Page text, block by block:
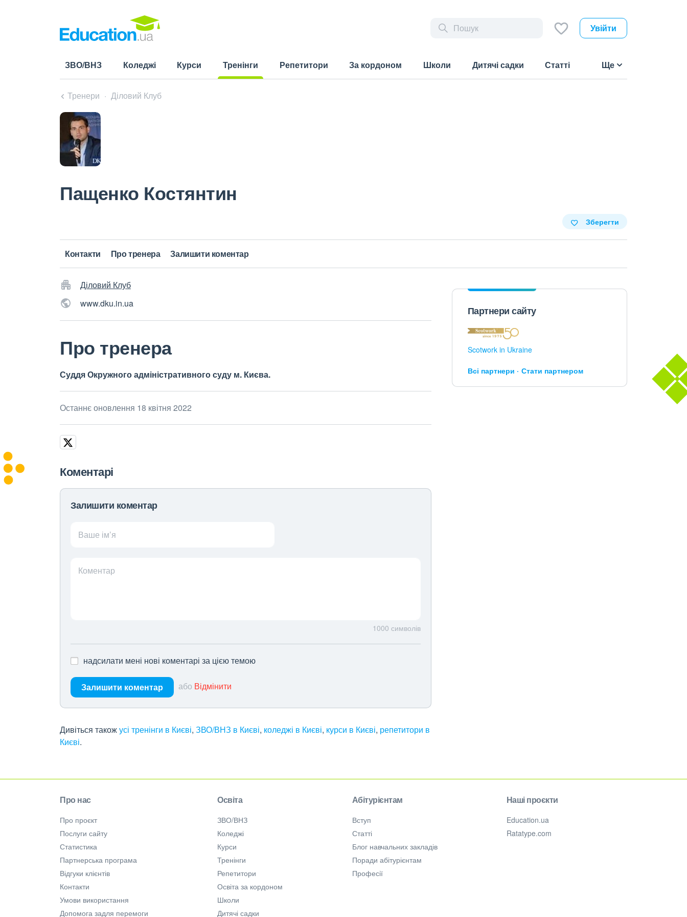
Увійти
ЗВО/ВНЗ Коледжі Курси
Тренінги
Репетитори За кордоном Школи Дитячі садки Статті Ще
Тренери Діловий Клуб
Пащенко Костянтин
Зберегти
Контакти Про тренера Залишити коментар
Діловий Клуб
www.dku.in.ua
Про тренера
Суддя Окружного адміністративного суду м. Києва.
Останнє оновлення 18 квітня 2022
Коментарі
Залишити коментар
Ваше ім’я
Коментар
1000 символів
надсилати мені нові коментарі за цією темою
Залишити коментар або Відмінити
Дивіться такожусі тренінги в Києві, ЗВО/ВНЗ в Києві, коледжі в Києві, курси в Києві, репетитори в
Києві.
Партнери сайту
Scotwork in Ukraine
Всі партнери Стати партнером
Про нас
Про проєкт
Послуги сайту
Статистика
Партнерська програма
Відгуки клієнтів
Контакти
Умови використання
Допомога задля перемоги
Освіта
ЗВО/ВНЗ
Коледжі
Курси
Тренінги
Репетитори
Освіта за кордоном
Школи
Дитячі садки
Абітурієнтам
Вступ
Статті
Блог навчальних закладів
Поради абітурієнтам
Професії
Наші проєкти
Education.ua
Ratatype.com